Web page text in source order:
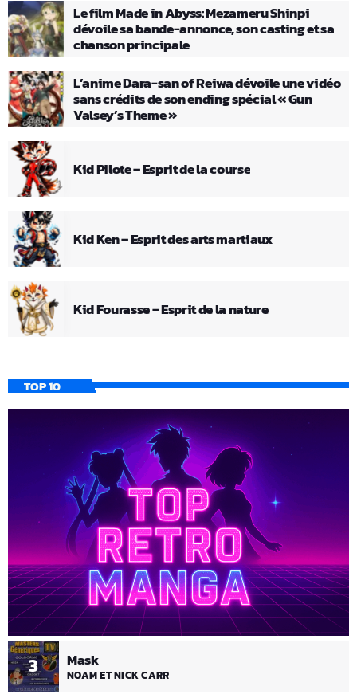
Le film Made in Abyss: Mezameru Shinpi
dévoile sa bande-annonce, son casting et sa
chanson principale
L’anime Dara-san of Reiwa dévoile une vidéo
sans crédits de son ending spécial « Gun
Valsey’s Theme »
Kid Pilote – Esprit de la course
Kid Ken – Esprit des arts martiaux
Kid Fourasse – Esprit de la nature
TOP 10
3 Mask
NOAM ET NICK CARR